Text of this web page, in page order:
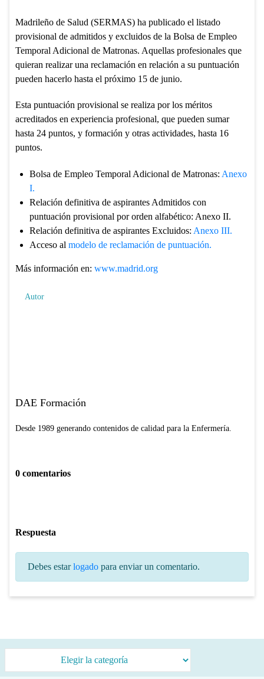
Madrileño de Salud (SERMAS) ha publicado el listado
provisional de admitidos y excluidos de la Bolsa de Empleo
Temporal Adicional de Matronas. Aquellas profesionales que
quieran realizar una reclamación en relación a su puntuación
pueden hacerlo hasta el próximo 15 de junio.
Esta puntuación provisional se realiza por los méritos
acreditados en experiencia profesional, que pueden sumar
hasta 24 puntos, y formación y otras actividades, hasta 16
puntos.
Bolsa de Empleo Temporal Adicional de Matronas: Anexo
I.
Relación definitiva de aspirantes Admitidos con
puntuación provisional por orden alfabético: Anexo II.
Relación definitiva de aspirantes Excluidos: Anexo III.
Acceso al modelo de reclamación de puntuación.
Más información en: www.madrid.org
Autor
DAE Formación
Desde 1989 generando contenidos de calidad para la Enfermería.
0 comentarios
Respuesta
Debes estarlogadopara enviar un comentario.